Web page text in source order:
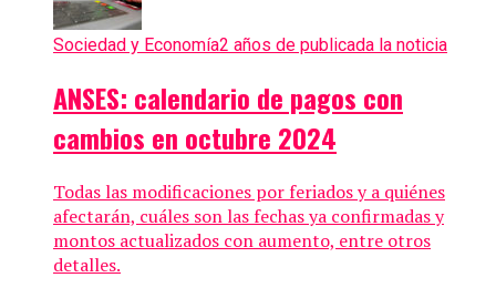
Sociedad y Economía2 años de publicada la noticia
ANSES: calendario de pagos con
cambios en octubre 2024
Todas las modificaciones por feriados y a quiénes
afectarán, cuáles son las fechas ya confirmadas y
montos actualizados con aumento, entre otros
detalles.